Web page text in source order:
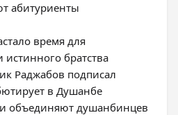
абитуриенты
время для
истинного братства
Раджабов подписал
в Душанбе
объединяют душанбинцев